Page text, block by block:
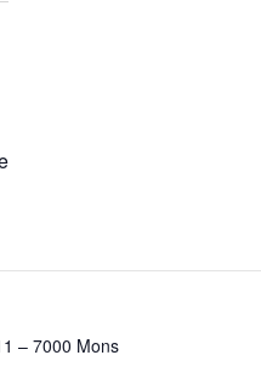
– 7000 Mons